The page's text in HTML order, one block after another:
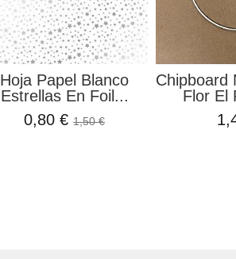
Hoja Papel Blanco
Estrellas En Foil...
0,80 €1,50 €
Chipboard
Flor El